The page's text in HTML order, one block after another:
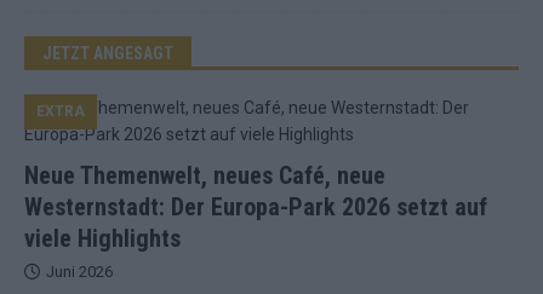
JETZT ANGESAGT
Neue Themenwelt, neues Café, neue
Westernstadt: Der Europa-Park 2026 setzt auf
viele Highlights
EXTRA
Juni 2026